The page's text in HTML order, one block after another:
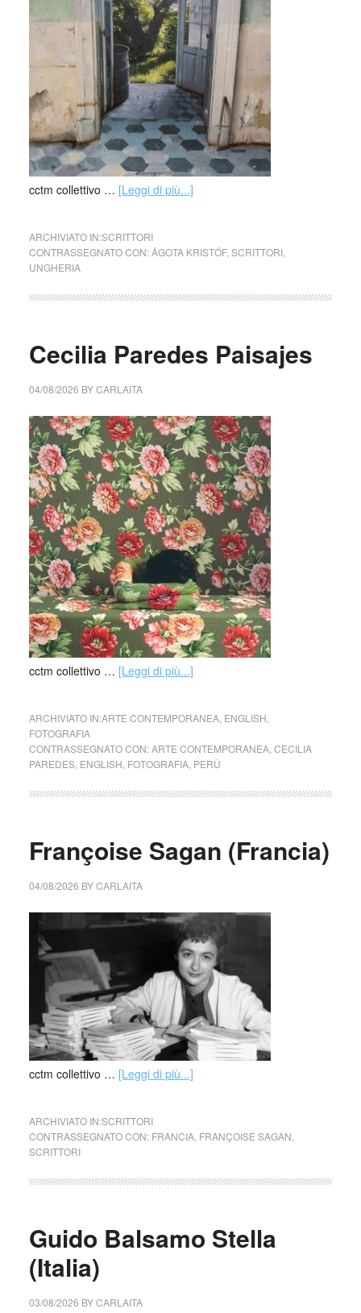
cctm collettivo … [Leggi di più...]
ARCHIVIATO IN:SCRITTORI
CONTRASSEGNATO CON:ÁGOTA KRISTÓF, SCRITTORI,
UNGHERIA
Cecilia Paredes Paisajes
04/08/2026 BYCARLAITA
cctm collettivo … [Leggi di più...]
ARCHIVIATO IN:ARTE CONTEMPORANEA, ENGLISH
FOTOGRAFIA
CONTRASSEGNATO CON:ARTE CONTEMPORANEA, CECILIA
PAREDES, ENGLISH FOTOGRAFIA, PERÙ
Françoise Sagan (Francia)
04/08/2026 BYCARLAITA
cctm collettivo … [Leggi di più...]
ARCHIVIATO IN:SCRITTORI
CONTRASSEGNATO CON: FRANCIA, FRANÇOISE SAGAN
SCRITTORI
Guido Balsamo Stella
(Italia)
03/08/2026 BYCARLAITA